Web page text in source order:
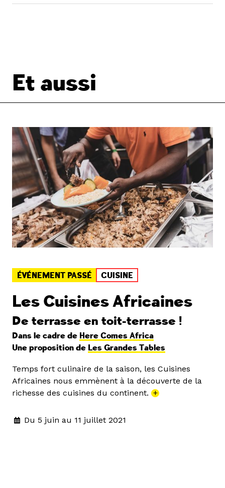
Et aussi
ÉVÉNEMENT PASSÉ CUISINE
Les Cuisines Africaines
De terrasse en toit-terrasse !
Dans le cadre de Here Comes Africa
Une proposition de Les Grandes Tables
Temps fort culinaire de la saison, les Cuisines
Africaines nous emmènent à la découverte de la
richesse des cuisines du continent. +
Du 5 juin au 11 juillet 2021